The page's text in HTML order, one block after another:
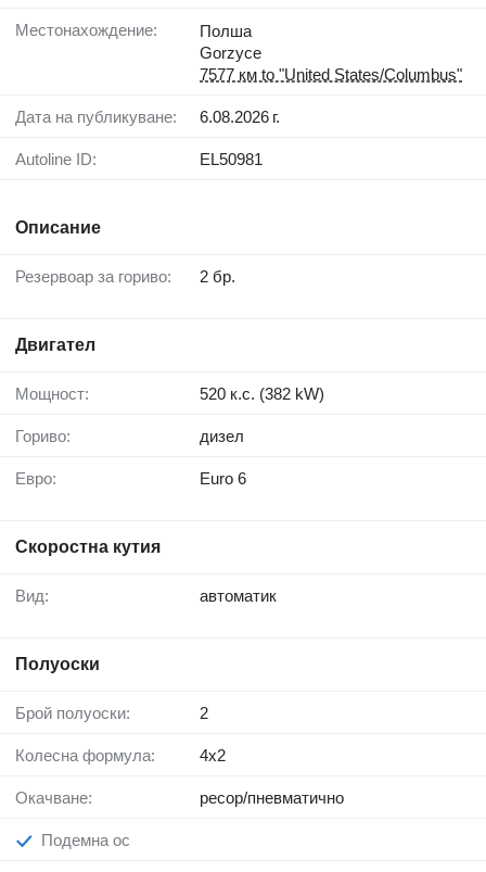
Местонахождение:
Полша
Gorzyce
7577 км to "United States/Columbus"
Дата на публикуване: 6.08.2026 г.
Autoline ID: EL50981
Описание
Резервоар за гориво: 2 бр.
Двигател
Мощност: 520 к.с. (382 kW)
Гориво: дизел
Евро: Euro 6
Скоростна кутия
Вид: автоматик
Полуоски
Брой полуоски: 2
Колесна формула: 4x2
Окачване: ресор/пневматично
Подемна ос